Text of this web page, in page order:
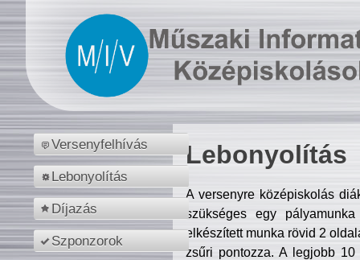
Versenyfelhívás
Lebonyolítás
Díjazás
Szponzorok
Lebonyolítás
A versenyre középiskolás
szükséges egy
elkészített munka rövid 2
zsűri pontozza. A legjobb